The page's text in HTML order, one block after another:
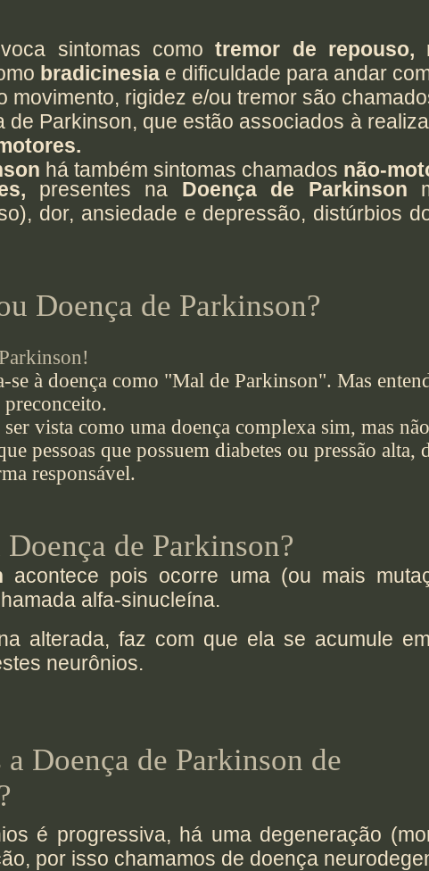
sintomas comotremor de repouso,
bradicinesia e dificuldade para andar
movimento, rigidez e/ou tremor são
de Parkinson, que estão associados à
há também sintomas chamados não-
presentes na Doença de Parkinson
dor, ansiedade e depressão, distúrbios
Doença de Parkinson?
à doença como "Mal de Parkinson". Mas
preconceito.
vista como uma doença complexa sim, mas
pessoas que possuem diabetes ou pressão alta,
responsável.
de Parkinson?
acontece pois ocorre uma (ou mais
alfa-sinucleína.
alterada, faz com que ela se acumule
neurônios.
Doença de Parkinson de
é progressiva, há uma degeneração
por isso chamamos de doença